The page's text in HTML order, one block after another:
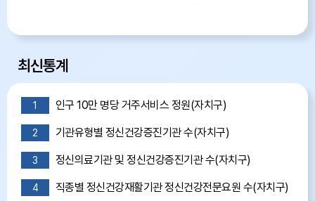
최신통계
1 인구 10만 명당 거주서비스 정원(자치구)
2 기관유형별 정신건강증진기관 수(자치구)
3 정신의료기관 및 정신건강증진기관 수(자치구)
4 직종별 정신건강재활기관 정신건강전문요원 수(자치구)